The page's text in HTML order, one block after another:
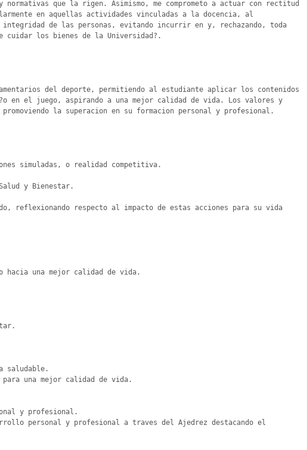
que la rigen. Asimismo, me comprometo a actuar con rectitud
en aquellas actividades vinculadas a la docencia, al
de las personas, evitando incurrir en y, rechazando, toda
cuidar los bienes de la Universidad?.
del deporte, permitiendo al estudiante aplicar los contenidos
en el juego, aspirando a una mejor calidad de vida. Los valores y
la superacion en su formacion personal y profesional.
simuladas, o realidad competitiva.
y Bienestar.
reflexionando respecto al impacto de estas acciones para su vida
hacia una mejor calidad de vida.
saludable.
para una mejor calidad de vida.
y profesional.
personal y profesional a traves del Ajedrez destacando el